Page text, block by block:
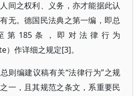
间之权利、义务，亦才能据此认
无。德国民法典之第一编，即总
第185条，即对法律行为
）作详细之规定[3]。
则编建议稿有关“法律行为”之规
一，且其规范之条文，系重要民